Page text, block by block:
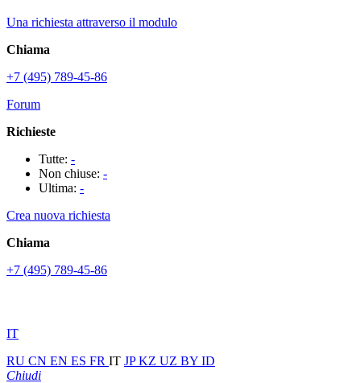
Una richiesta attraverso il modulo
Chiama
+7 (495) 789-45-86
Forum
Richieste
Tutte: -
Non chiuse: -
Ultima: -
Crea nuova richiesta
Chiama
+7 (495) 789-45-86
IT
RU CN EN ES FR IT JPKZ UZ BY ID
Chiudi